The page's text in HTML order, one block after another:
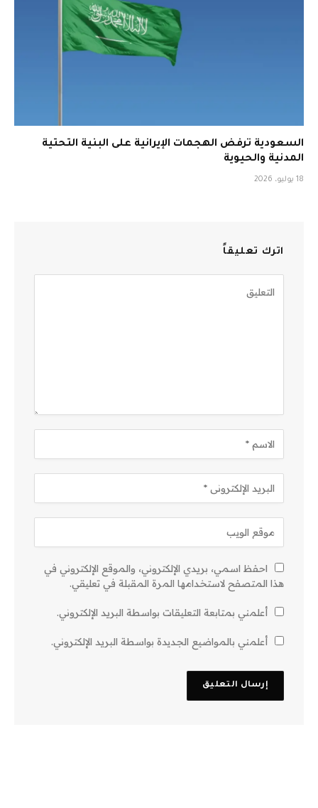
السعودية ترفض الهجمات الإيرانية على البنية التحتية
المدنية والحيوية
18 يوليو، 2026
اترك تعليقاً
احفظ اسمي، بريدي الإلكتروني، والموقع الإلكتروني في
هذا المتصفح لاستخدامها المرة المقبلة في تعليقي.
أعلمني بمتابعة التعليقات بواسطة البريد الإلكتروني.
أعلمني بالمواضيع الجديدة بواسطة البريد الإلكتروني.